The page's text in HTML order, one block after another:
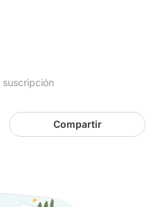
suscripción
Compartir